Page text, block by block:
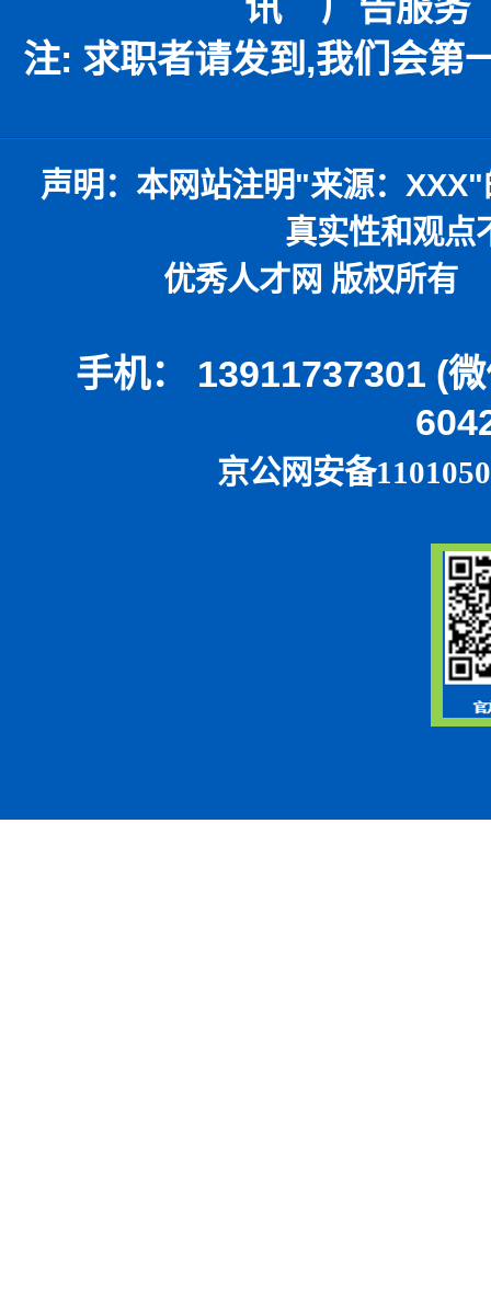
讯 广告服务
注: 求职者请发到,我们会第
声明：本网站注明"来源： XXX"
真实性和观点
优秀人才网 版权所有 本网
手机： 13911737301 (
京公网安备